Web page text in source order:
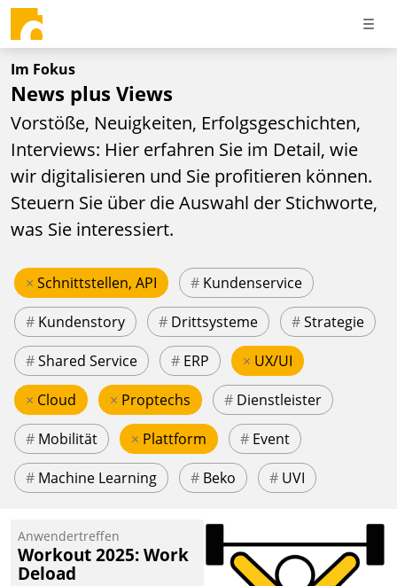
Im Fokus
News plus Views
Vorstöße, Neuigkeiten, Erfolgsgeschichten,
Interviews: Hier erfahren Sie im Detail, wie
wir digitalisieren und Sie profitieren können.
Steuern Sie über die Auswahl der Stichworte,
was Sie interessiert.
× Schnittstellen, API # Kundenservice
# Kundenstory # Drittsysteme #Strategie
#Shared Service # ERP × UX/UI
× Cloud × Proptechs # Dienstleister
# Mobilität × Plattform # Event
# Machine Learning # Beko # UVI
Anwendertreffen
Workout 2025: Work
Deload